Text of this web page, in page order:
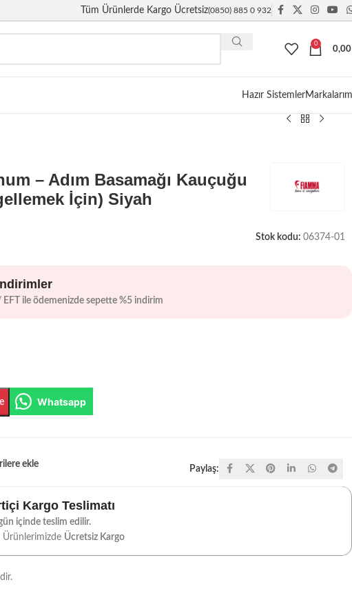
Tüm Ürünlerde Kargo Ücretsiz(0850) 885 0 932
0
Hazır Sistemler
– Adım Basamağı Kauçuğu
İçin) Siyah
Stok kodu: 06374-01
EFT ile ödemenizde sepette %5 indirim
Whatsapp
ekle
Paylaş:
Kargo Teslimatı
içinde teslim edilir.
Ürünlerimizde Ücretsiz Kargo